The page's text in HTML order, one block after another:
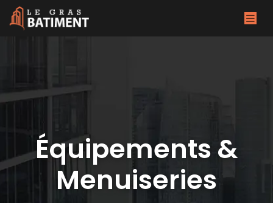
Équipements &
Menuiseries